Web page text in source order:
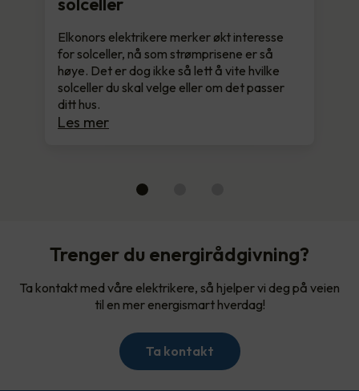
Elkonors elektrikere merker økt interesse
for solceller, nå som strømprisene er så
høye. Det er dog ikke så lett å vite hvilke
solceller du skal velge eller om det passer
ditt hus.
Les mer
Trenger du energirådgivning?
Ta kontakt med våre elektrikere, så hjelper vi deg på veien
til en mer energismart hverdag!
Ta kontakt